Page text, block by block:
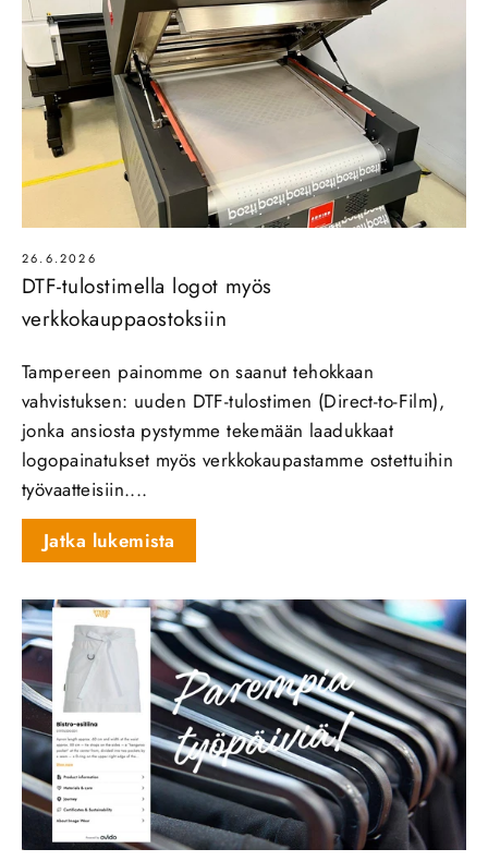
26.6.2026
DTF-tulostimella logot myös
verkkokauppaostoksiin
Tampereen painomme on saanut tehokkaan
vahvistuksen: uuden DTF‑tulostimen (Direct‑to‑Film),
jonka ansiosta pystymme tekemään laadukkaat
logopainatukset myös verkkokaupastamme ostettuihin
työvaatteisiin....
Jatka lukemista